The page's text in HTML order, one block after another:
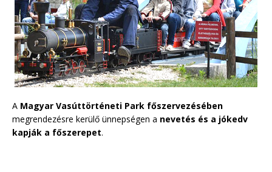
A Magyar Vasúttörténeti Park főszervezésében
megrendezésre kerülő ünnepségen a nevetés és a jókedv
kapják a főszerepet.